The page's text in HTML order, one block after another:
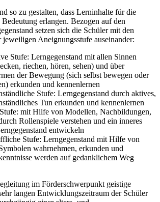
so zu gestalten, dass Lerninhalte für die
erlangen. Bezogen auf den
setzen sich die Schüler mit den
Aneignungsstufe auseinander:
Stufe: Lerngegenstand mit allen Sinnen
riechen, hören, sehen) und über
der Bewegung (sich selbst bewegen oder
erkunden und kennenlernen
Stufe: Lerngegenstand durch aktives,
Tun erkunden und kennenlernen
mit Hilfe von Modellen, Nachbildungen,
Rollenspiele verstehen und ein inneres
entwickeln
Stufe: Lerngegenstand mit Hilfe von
wahrnehmen, erkunden und
werden auf gedanklichem Weg
im Förderschwerpunkt geistige
langen Entwicklungszeitraum der Schüler